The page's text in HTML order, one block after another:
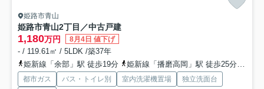
姫路市青山
姫路市青山2丁目／中古戸建
1,180万円 8月4日 値下げ
- / 119.61㎡ / 5LDK /築37年
姫新線「余部」駅 徒歩19分
姫新線「播磨高岡」駅 徒歩25分
都市ガス バス・トイレ別 室内洗濯機置場
独立洗面台